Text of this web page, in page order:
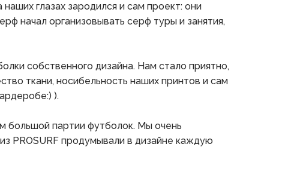
глазах зародился и сам проект: они
начал организовывать серф туры и занятия,
собственного дизайна. Нам стало приятно,
ткани, носибельность наших принтов и сам
).
большой партии футболок. Мы очень
PROSURF продумывали в дизайне каждую